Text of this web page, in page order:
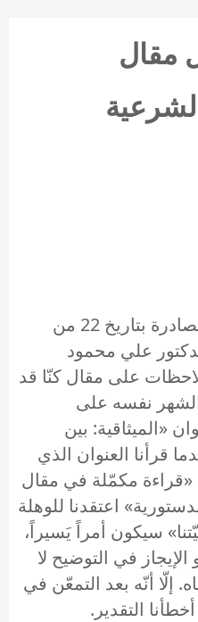
مقال
في جريدة «الجمهورية» الصادرة بتاريخ 22 من
علي محمود
على مقال كنّا قد
نفسه على
«الميثاقية: بين
قرأنا العنوان الذي
«قراءة مكمّلة في مقال
اعتقدنا للوهلة
سيكون أمراً يَسيراً،
في التوضيح لا
إلّا أنّه بعد التمعّن في
التقدير.